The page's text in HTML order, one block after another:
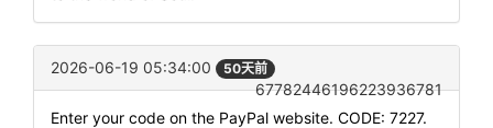
2026-06-19 05:34:00 50天前
67782446196223936781
Enter your code on the PayPal website. CODE: 7227.